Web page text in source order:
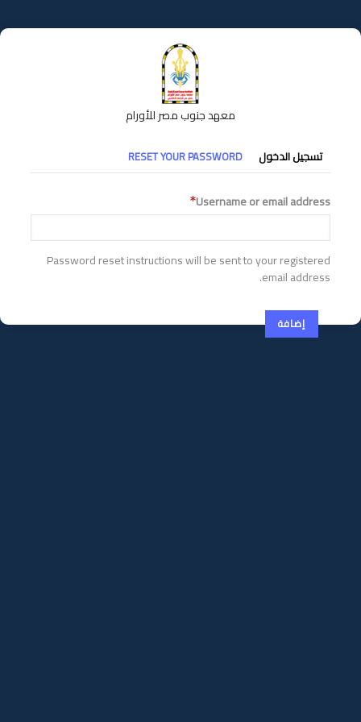
إلى
المحتوى
معهد جنوب مصر للأورام
التبويبات
الأساسية
تسجيل الدخول RESET YOUR PASSWORD
Username or email address
Password reset instructions will be sent to your registered
email address.